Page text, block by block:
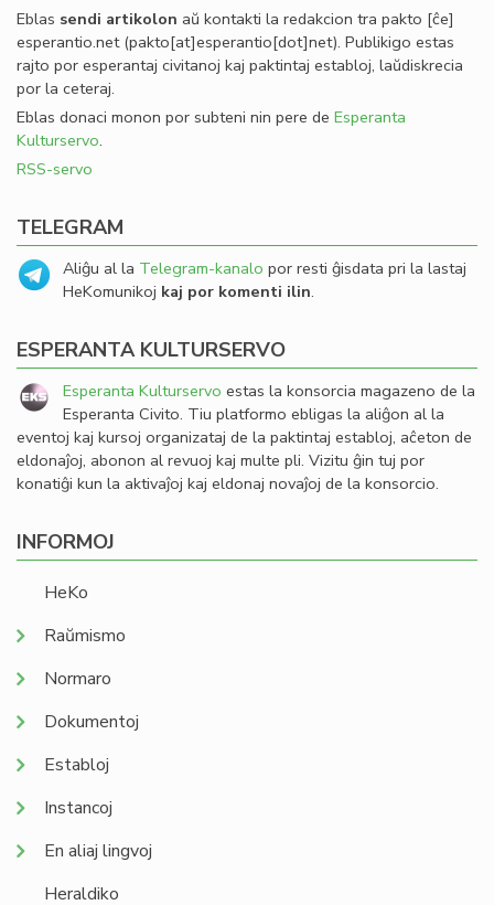
Eblas sendi artikolon aŭ kontakti la redakcion tra pakto [ĉe]
esperantio.net(pakto[at]esperantio[dot]net). Publikigo estas
rajto por esperantaj civitanoj kaj paktintaj establoj, laŭdiskrecia
por la ceteraj.
Eblas donaci monon por subteni nin pere de Esperanta
Kulturservo.
RSS-servo
TELEGRAM
Aliĝu al la Telegram-kanalo por resti ĝisdata pri la lastaj
HeKomunikoj kaj por komenti ilin.
ESPERANTA KULTURSERVO
Esperanta Kulturservo estas la konsorcia magazeno de la
Esperanta Civito. Tiu platformo ebligas la aliĝon al la
eventoj kaj kursoj organizataj de la paktintaj establoj, aĉeton de
eldonaĵoj, abonon al revuoj kaj multe pli. Vizitu ĝin tuj por
konatiĝi kun la aktivaĵoj kaj eldonaj novaĵoj de la konsorcio.
INFORMOJ
HeKo
Raŭmismo
Normaro
Dokumentoj
Establoj
Instancoj
En aliaj lingvoj
Heraldiko